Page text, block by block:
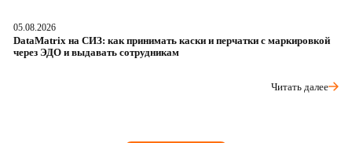
05.08.2026
DataMatrix на СИЗ: как принимать каски и перчатки с маркировкой
через ЭДО и выдавать сотрудникам
Читать далее